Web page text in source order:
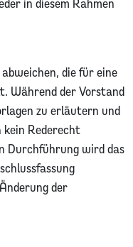
die für eine
Während der Vorstand
zu erläutern und
kein Rederecht
Durchführung wird das
der